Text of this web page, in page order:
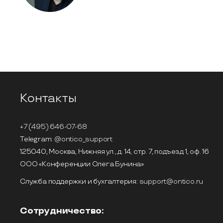
Контакты
+7 (495) 646-07-68
Telegram: @ontico_support
125040, Москва, Нижняя ул., д. 14, стр. 7, подъезд 1, оф. 16
ООО «Конференции Олега Бунина»
Служба поддержки и бухгалтерия: support@ontico.ru
Сотрудничество: